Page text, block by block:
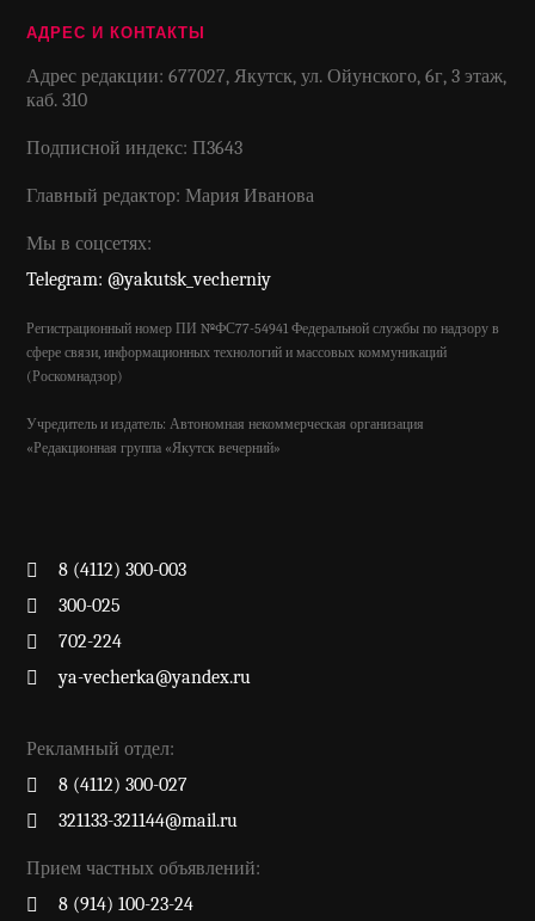
АДРЕС И КОНТАКТЫ
Адрес редакции: 677027, Якутск, ул. Ойунского, 6г, 3 этаж,
каб. 310
Подписной индекс: П3643
Главный редактор: Мария Иванова
Мы в соцсетях:
Telegram: @yakutsk_vecherniy
Регистрационный номер ПИ №ФС77-54941 Федеральной службы по надзору в
сфере связи, информационных технологий и массовых коммуникаций
(Роскомнадзор)
Учредитель и издатель: Автономная некоммерческая организация
«Редакционная группа «Якутск вечерний»
8 (4112) 300-003
300-025
702-224
ya-vecherka@yandex.ru
Рекламный отдел:
8 (4112) 300-027
321133-321144@mail.ru
Прием частных объявлений:
8 (914) 100-23-24